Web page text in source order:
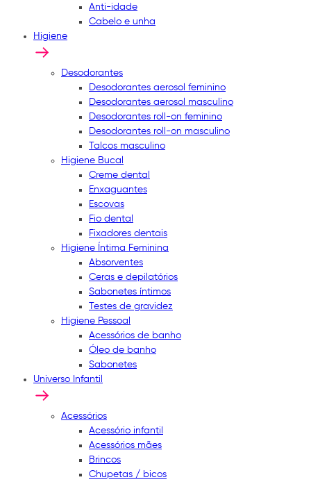
Anti-idade
Cabelo e unha
Higiene
Desodorantes
Desodorantes aerosol feminino
Desodorantes aerosol masculino
Desodorantes roll-on feminino
Desodorantes roll-on masculino
Talcos masculino
Higiene Bucal
Creme dental
Enxaguantes
Escovas
Fio dental
Fixadores dentais
Higiene Íntima Feminina
Absorventes
Ceras e depilatórios
Sabonetes íntimos
Testes de gravidez
Higiene Pessoal
Acessórios de banho
Óleo de banho
Sabonetes
Universo Infantil
Acessórios
Acessório infantil
Acessórios mães
Brincos
Chupetas / bicos